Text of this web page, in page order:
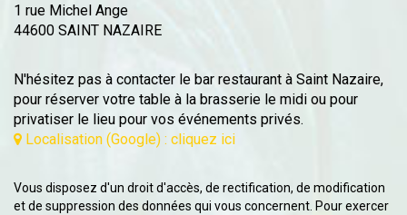
1 rue Michel Ange
44600 SAINT NAZAIRE
N'hésitez pas à contacter le bar restaurant à Saint Nazaire,
pour réserver votre table à la brasserie le midi ou pour
privatiser le lieu pour vos événements privés.
Localisation (Google) : cliquez ici
Vous disposez d'un droit d'accès, de rectification, de modification
et de suppression des données qui vous concernent. Pour exercer